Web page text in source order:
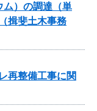
ム）の調達（単
揖斐土木事務
再整備工事に関